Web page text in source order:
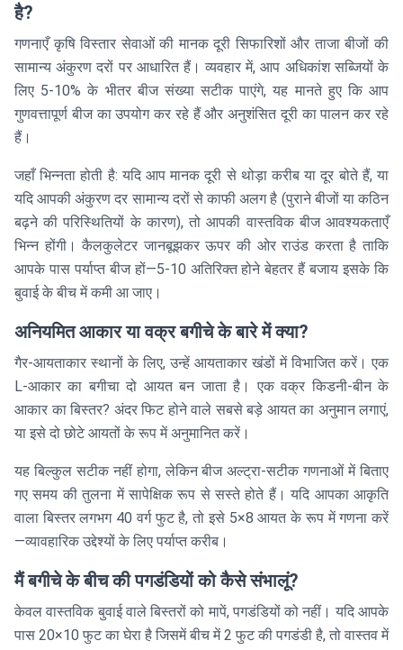
है?
गणनाएँ कृषि विस्तार सेवाओं की मानक दूरी सिफारिशों और ताजा बीजों की
सामान्य अंकुरण दरों पर आधारित हैं। व्यवहार में, आप अधिकांश सब्जियों के
लिए 5-10% के भीतर बीज संख्या सटीक पाएंगे, यह मानते हुए कि आप
गुणवत्तापूर्ण बीज का उपयोग कर रहे हैं और अनुशंसित दूरी का पालन कर रहे
हैं।
जहाँ भिन्नता होती है: यदि आप मानक दूरी से थोड़ा करीब या दूर बोते हैं, या
यदि आपकी अंकुरण दर सामान्य दरों से काफी अलग है (पुराने बीजों या कठिन
बढ़ने की परिस्थितियों के कारण), तो आपकी वास्तविक बीज आवश्यकताएँ
भिन्न होंगी। कैलकुलेटर जानबूझकर ऊपर की ओर राउंड करता है ताकि
आपके पास पर्याप्त बीज हों—5-10 अतिरिक्त होने बेहतर हैं बजाय इसके कि
बुवाई के बीच में कमी आ जाए।
अनियमित आकार या वक्र बगीचे के बारे में क्या?
गैर-आयताकार स्थानों के लिए, उन्हें आयताकार खंडों में विभाजित करें। एक
L-आकार का बगीचा दो आयत बन जाता है। एक वक्र किडनी-बीन के
आकार का बिस्तर? अंदर फिट होने वाले सबसे बड़े आयत का अनुमान लगाएं,
या इसे दो छोटे आयतों के रूप में अनुमानित करें।
यह बिल्कुल सटीक नहीं होगा, लेकिन बीज अल्ट्रा-सटीक गणनाओं में बिताए
गए समय की तुलना में सापेक्षिक रूप से सस्ते होते हैं। यदि आपका आकृति
वाला बिस्तर लगभग 40 वर्ग फुट है, तो इसे 5×8 आयत के रूप में गणना करें
—व्यावहारिक उद्देश्यों के लिए पर्याप्त करीब।
मैं बगीचे के बीच की पगडंडियों को कैसे संभालूं?
केवल वास्तविक बुवाई वाले बिस्तरों को मापें, पगडंडियों को नहीं। यदि आपके
पास 20×10 फुट का घेरा है जिसमें बीच में 2 फुट की पगडंडी है, तो वास्तव में